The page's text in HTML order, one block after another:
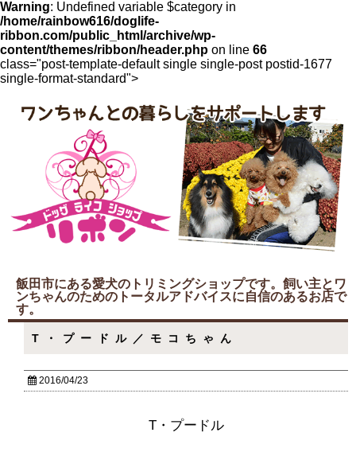
Warning: Undefined variable $category in
/home/rainbow616/doglife-
ribbon.com/public_html/archive/wp-
content/themes/ribbon/header.php on line 66
class="post-template-default single single-post postid-1677
single-format-standard">
飯田市にある愛犬のトリミングショップです。飼い主とワ
ンちゃんのためのトータルアドバイスに自信のあるお店で
す。
T・プードル／モコちゃん
2016/04/23
T・プードル